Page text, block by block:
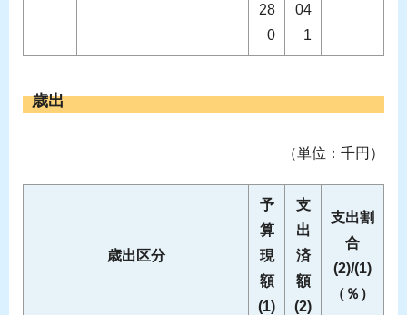
28
0
04
1
歳出
（単位：千円）
歳出区分
予
算
現
額
(1)
支
出
済
額
(2)
支出割
合
(2)/(1)
（％）